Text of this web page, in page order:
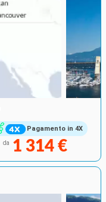
Pagamento in 4X
da 1 314 €